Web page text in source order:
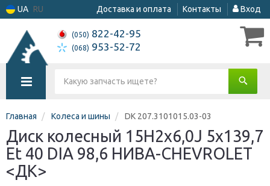
UA RU Доставка и оплата Контакты Вход
(050) 822-42-95
(068) 953-52-72
Главная Колеса и шины DK 207.3101015.03-03
Диск колесный 15H2х6,0J 5x139,7
Et 40 DIA 98,6 НИВА-CHEVROLET
<ДК>